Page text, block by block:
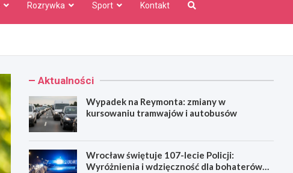
Rozrywka Sport Kontakt
Aktualności
Wypadek na Reymonta: zmiany w
kursowaniu tramwajów i autobusów
Wrocław świętuje 107-lecie Policji:
Wyróżnienia i wdzięczność dla bohaterów